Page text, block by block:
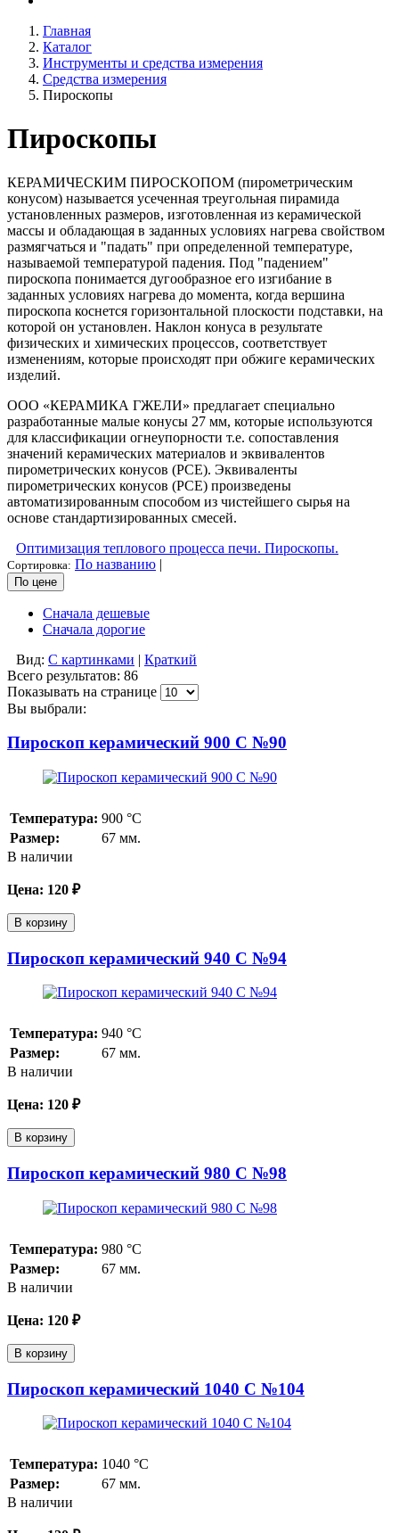
Главная
Каталог
Инструменты и средства измерения
Средства измерения
Пироскопы
Пироскопы
КЕРАМИЧЕСКИМ ПИРОСКОПОМ (пирометрическим
конусом) называется усеченная треугольная пирамида
установленных размеров, изготовленная из керамической
массы и обладающая в заданных условиях нагрева свойством
размягчаться и "падать" при определенной температуре,
называемой температурой падения. Под "падением"
пироскопа понимается дугообразное его изгибание в
заданных условиях нагрева до момента, когда вершина
пироскопа коснется горизонтальной плоскости подставки, на
которой он установлен. Наклон конуса в результате
физических и химических процессов, соответствует
изменениям, которые происходят при обжиге керамических
изделий.
ООО «КЕРАМИКА ГЖЕЛИ» предлагает cпециально
разработанные малые конусы 27 мм, которые используются
для классификации огнеупорности т.е. сопоставления
значений керамических материалов и эквивалентов
пирометрических конусов (PCE). Эквиваленты
пирометрических конусов (PCE) произведены
автоматизированным способом из чистейшего сырья на
основе стандартизированных смесей.
Оптимизация теплового процесса печи. Пироскопы.
Сортировка: По названию |
По цене
Сначала дешевые
Сначала дорогие
Вид: С картинками | Краткий
Всего результатов: 86
Показывать на странице
Вы выбрали:
Пироскоп керамический 900 С №90
Температура: 900 °С
Размер:
67 мм.
В наличии
Цена: 120 ₽
В корзину
Пироскоп керамический 940 С №94
Температура: 940 °С
Размер:
67 мм.
В наличии
Цена: 120 ₽
В корзину
Пироскоп керамический 980 С №98
Температура: 980 °С
Размер:
67 мм.
В наличии
Цена: 120 ₽
В корзину
Пироскоп керамический 1040 С №104
Температура: 1040 °С
Размер:
67 мм.
В наличии